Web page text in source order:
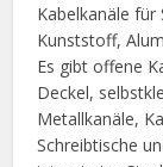
Kabelkanäle
Kunststoff,
Es gibt offene
Deckel,
Metallkanäle,
Schreibtische